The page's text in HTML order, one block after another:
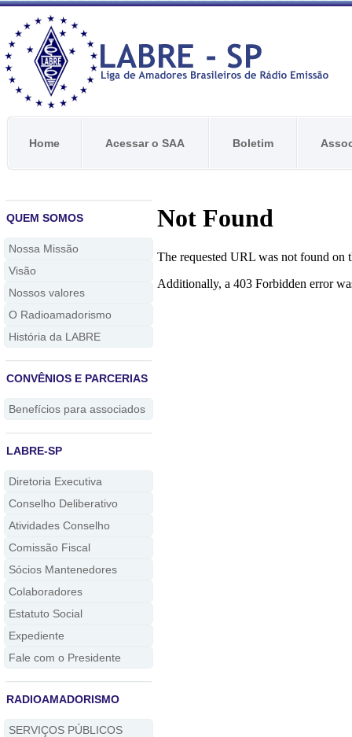
Home Acessar o SAA Boletim
QUEM SOMOS
Nossa Missão
Visão
Nossos valores
O Radioamadorismo
História da LABRE
CONVÊNIOS E PARCERIAS
Benefícios para associados
LABRE-SP
Diretoria Executiva
Conselho Deliberativo
Atividades Conselho
Comissão Fiscal
Sócios Mantenedores
Colaboradores
Estatuto Social
Expediente
Fale com o Presidente
RADIOAMADORISMO
SERVIÇOS PÚBLICOS